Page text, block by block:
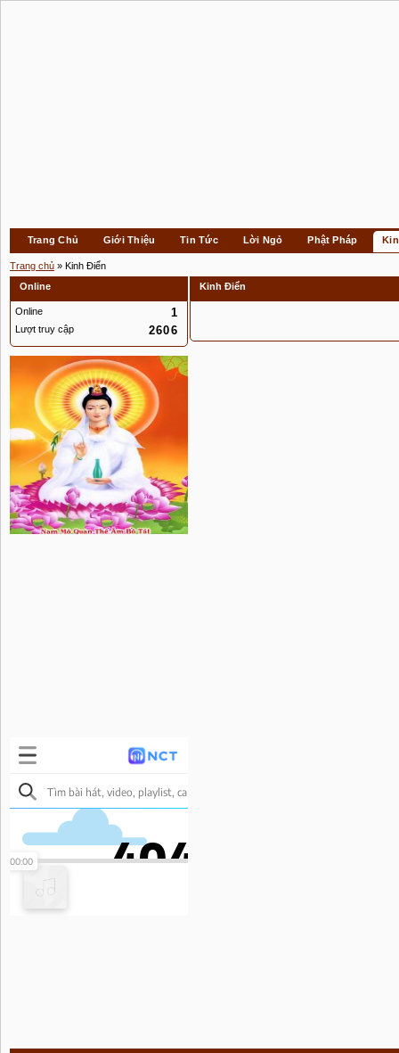
Trang Chủ Giới Thiệu Tin Tức Lời Ngỏ Phật Pháp
Trang chủ » Kinh Điển
Kinh Điển
Online
Online 1
Lượt truy cập 2606